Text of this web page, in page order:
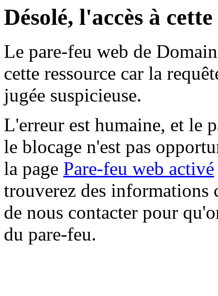
Désolé, l'accès à
Le pare-feu web de
cette ressource car la
jugée suspicieuse.
L'erreur est humaine, et le
le blocage n'est pas
la page Pare-feu web activé
trouverez des informations
de nous contacter pour
du pare-feu.